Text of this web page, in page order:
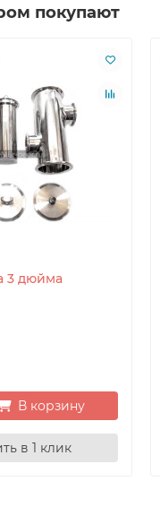
покупают
3 дюйма
В корзину
в 1 клик